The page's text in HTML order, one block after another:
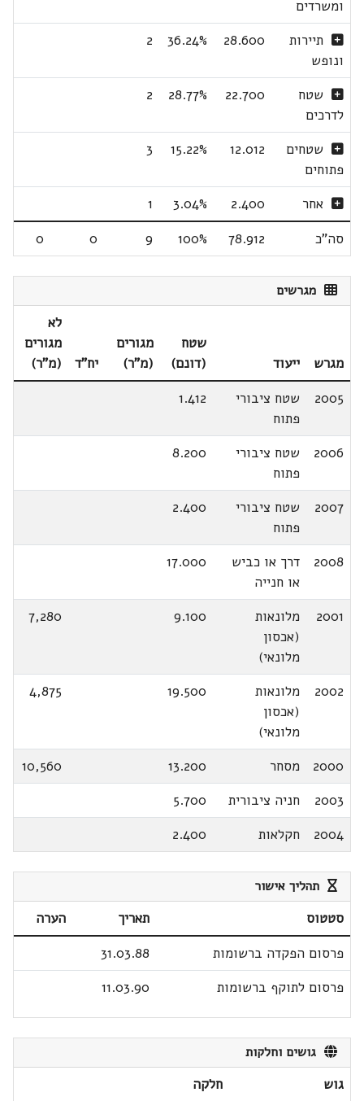
ומשרדים
תיירות
ונופש
28.600
36.24%
2
שטח
לדרכים
22.700
28.77%
2
שטחים
פתוחים
12.012
15.22%
3
אחר 2.400
3.04%
1
סה"כ
78.912
100%
9
0
0
מגרשים
מגרש ייעוד
שטח
(דונם)
מגורים
(מ"ר)
יח"ד
לא
מגורים
(מ"ר)
2005
שטח ציבורי
פתוח
1.412
2006
שטח ציבורי
פתוח
8.200
2007
שטח ציבורי
פתוח
2.400
2008
דרך או כביש
או חנייה
17.000
2001
מלונאות
(אכסון
מלונאי)
9.100
7,280
2002
מלונאות
(אכסון
מלונאי)
19.500
4,875
2000 מסחר 13.200
10,560
2003
חניה ציבורית
5.700
2004
חקלאות 2.400
תהליך אישור
סטטוס תאריך
הערה
פרסום הפקדה ברשומות
31.03.88
פרסום לתוקף ברשומות
11.03.90
גושים וחלקות
גוש
חלקה